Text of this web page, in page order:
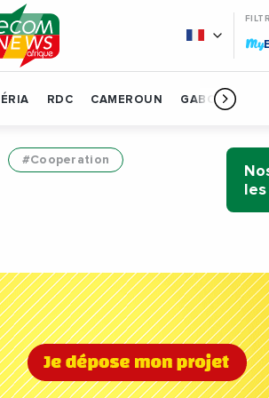
My
RDC CAMEROUN GABON
#Cooperation